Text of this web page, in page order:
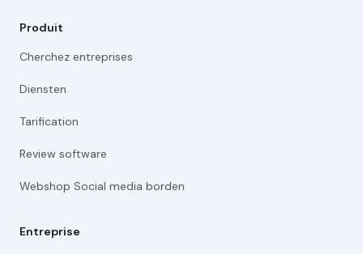
Produit
Cherchez entreprises
Diensten
Tarification
Review software
Webshop Social media borden
Entreprise